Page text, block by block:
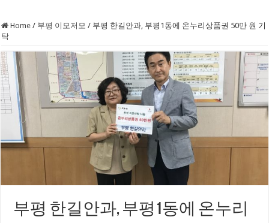
Home / 부평 이모저모 / 부평 한길안과, 부평1동에 온누리상품권 50만 원 기
탁
부평 한길안과, 부평1동에 온누리